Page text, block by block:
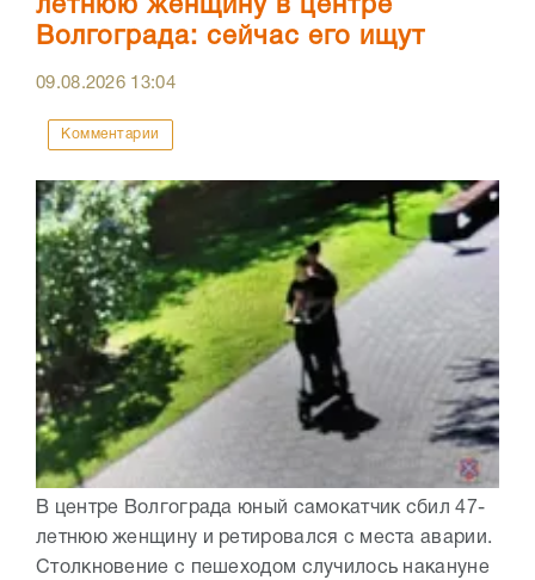
летнюю женщину в центре
Волгограда: сейчас его ищут
09.08.2026 13:04
Комментарии
В центре Волгограда юный самокатчик сбил 47-
летнюю женщину и ретировался с места аварии.
Столкновение с пешеходом случилось накануне